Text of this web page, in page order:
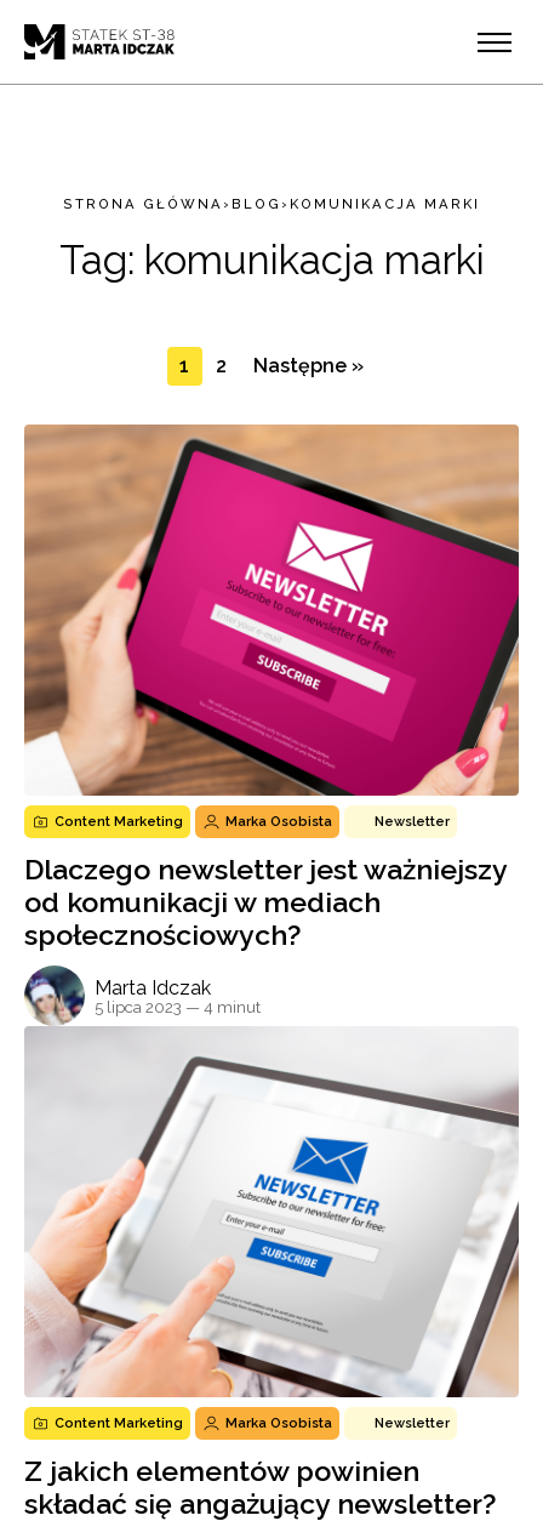
STRONA GŁÓWNA › BLOG › KOMUNIKACJA MARKI
Tag: komunikacja marki
1 2 Następne »
Content Marketing Marka Osobista Newsletter
Dlaczego newsletter jest ważniejszy
od komunikacji w mediach
społecznościowych?
Marta Idczak
5 lipca 2023 — 4 minut
Content Marketing Marka Osobista Newsletter
Z jakich elementów powinien
składać się angażujący newsletter?